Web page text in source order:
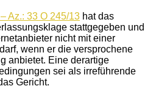
Az.: 33 O 245/13 hat das
stattgegeben und
nicht mit einer
wenn er die versprochene
anbietet. Eine derartige
sei als irreführende
Gericht.